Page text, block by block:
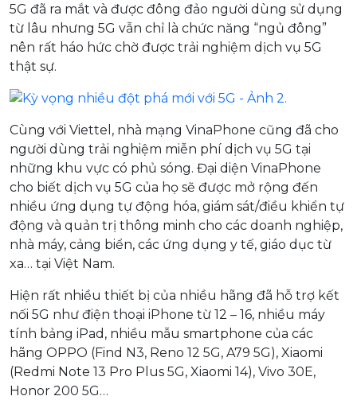
5G đã ra mắt và được đông đảo người dùng sử dụng
từ lâu nhưng 5G vẫn chỉ là chức năng “ngủ đông”
nên rất háo hức chờ được trải nghiệm dịch vụ 5G
thật sự.
Cùng với Viettel, nhà mạng VinaPhone cũng đã cho
người dùng trải nghiệm miễn phí dịch vụ 5G tại
những khu vực có phủ sóng. Đại diện VinaPhone
cho biết dịch vụ 5G của họ sẽ được mở rộng đến
nhiều ứng dụng tự động hóa, giám sát/điều khiển tự
động và quản trị thông minh cho các doanh nghiệp,
nhà máy, cảng biển, các ứng dụng y tế, giáo dục từ
xa… tại Việt Nam.
Hiện rất nhiều thiết bị của nhiều hãng đã hỗ trợ kết
nối 5G như điện thoại iPhone từ 12 – 16, nhiều máy
tính bảng iPad, nhiều mẫu smartphone của các
hãng OPPO (Find N3, Reno 12 5G, A79 5G), Xiaomi
(Redmi Note 13 Pro Plus 5G, Xiaomi 14), Vivo 30E,
Honor 200 5G…